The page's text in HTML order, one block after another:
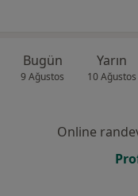
Bugün
9 Ağustos
Yarın
10 Ağustos
Online